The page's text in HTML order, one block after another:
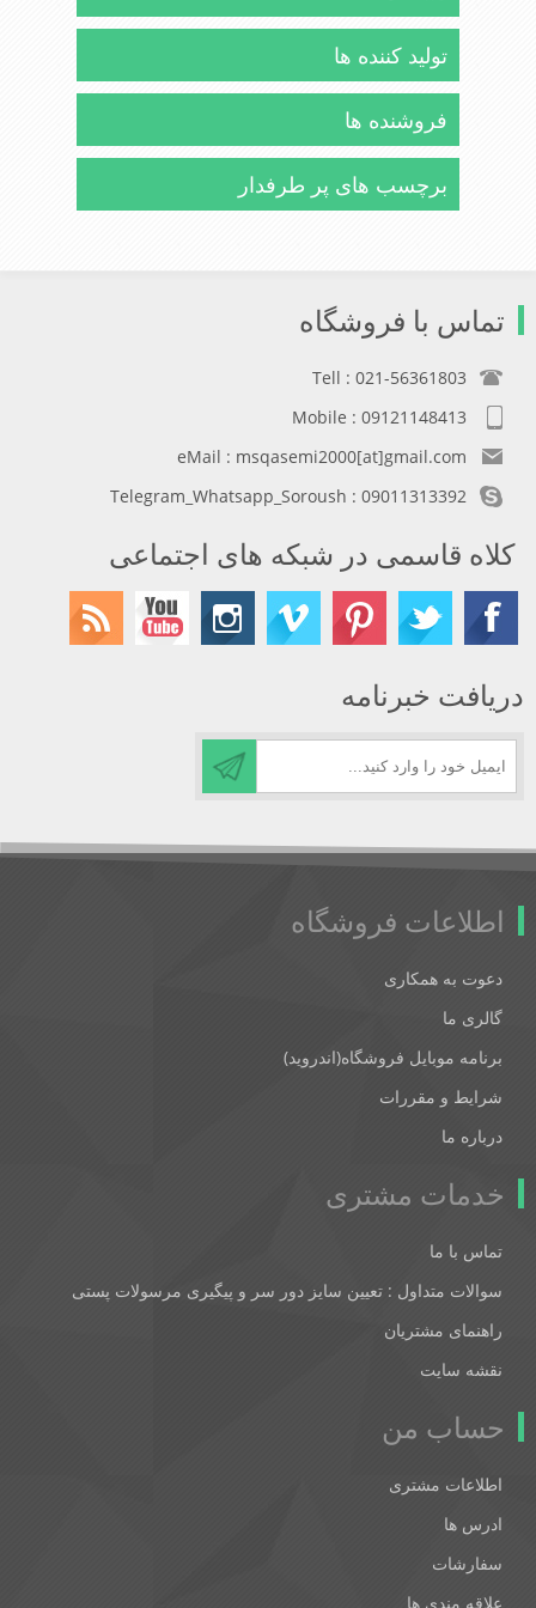
تولید کننده ها
فروشنده ها
برچسب های پر طرفدار
تماس با فروشگاه
Tell : 021-56361803
Mobile : 09121148413
eMail : msqasemi2000[at]gmail.com
Telegram_Whatsapp_Soroush : 09011313392
کلاه قاسمی در شبکه های اجتماعی
دریافت خبرنامه
اطلاعات فروشگاه
دعوت به همکاری
گالری ما
برنامه موبایل فروشگاه(اندروید)
شرایط و مقررات
درباره ما
خدمات مشتری
تماس با ما
سوالات متداول : تعیین سایز دور سر و پیگیری مرسولات پستی
راهنمای مشتریان
نقشه سایت
حساب من
اطلاعات مشتری
ادرس ها
سفارشات
علاقه مندی ها